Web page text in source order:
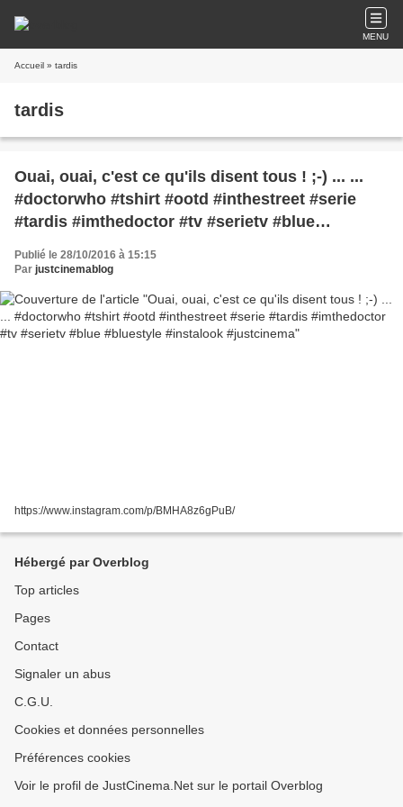
MENU
Accueil » tardis
tardis
Ouai, ouai, c'est ce qu'ils disent tous ! ;-) ... ...
#doctorwho #tshirt #ootd #inthestreet #serie
#tardis #imthedoctor #tv #serietv #blue
#bluestyle #instalook #justcinema
Publié le 28/10/2016 à 15:15
Par justcinemablog
https://www.instagram.com/p/BMHA8z6gPuB/
Hébergé par Overblog
Top articles
Pages
Contact
Signaler un abus
C.G.U.
Cookies et données personnelles
Préférences cookies
Voir le profil de JustCinema.Net sur le portail Overblog